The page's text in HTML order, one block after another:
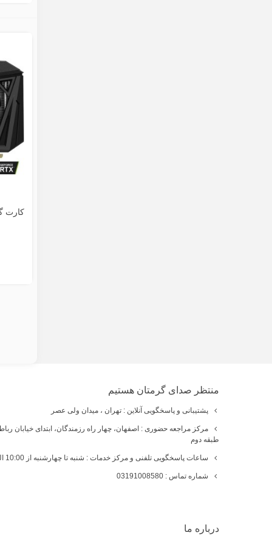
منتظر صدای گرمتان هستیم
پشتیبانی و پاسخگویی آنلاین : تهران ، میدان ولی عصر
مرکز مراجعه حضوری : اصفهان، چهار راه رزمندگان، ابتدای خیابان
طبقه دوم
ساعات پاسخگویی تلفنی و مرکز خدمات : شنبه تا چهارشنبه از 10:00 الی 19:00 ، پنجشنبه : 10:00 الی 14:00
شماره تماس : 03191008580
درباره ما